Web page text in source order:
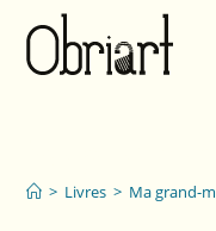
> Livres > Ma grand-